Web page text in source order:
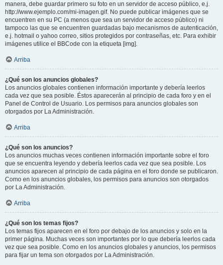
manera, debe guardar primero su foto en un servidor de acceso público, e.j.
http://www.ejemplo.com/mi-imagen.gif. No puede publicar imágenes que se
encuentren en su PC (a menos que sea un servidor de acceso público) ni
tampoco las que se encuentren guardadas bajo mecanismos de autenticación,
e.j. hotmail o yahoo correo, sitios protegidos por contraseñas, etc. Para exhibir
imágenes utilice el BBCode con la etiqueta [img].
Arriba
¿Qué son los anuncios globales?
Los anuncios globales contienen información importante y debería leerlos
cada vez que sea posible. Éstos aparecerán al principio de cada foro y en el
Panel de Control de Usuario. Los permisos para anuncios globales son
otorgados por La Administración.
Arriba
¿Qué son los anuncios?
Los anuncios muchas veces contienen información importante sobre el foro
que se encuentra leyendo y debería leerlos cada vez que sea posible. Los
anuncios aparecen al principio de cada página en el foro donde se publicaron.
Como en los anuncios globales, los permisos para anuncios son otorgados
por La Administración.
Arriba
¿Qué son los temas fijos?
Los temas fijos aparecen en el foro por debajo de los anuncios y solo en la
primer página. Muchas veces son importantes por lo que debería leerlos cada
vez que sea posible. Como en los anuncios globales y anuncios, los permisos
para fijar un tema son otorgados por La Administración.